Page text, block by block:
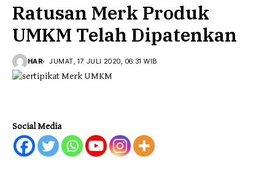
Ratusan Merk Produk
UMKM Telah Dipatenkan
HAR JUMAT, 17 JULI 2020, 06:31 WIB
Social Media